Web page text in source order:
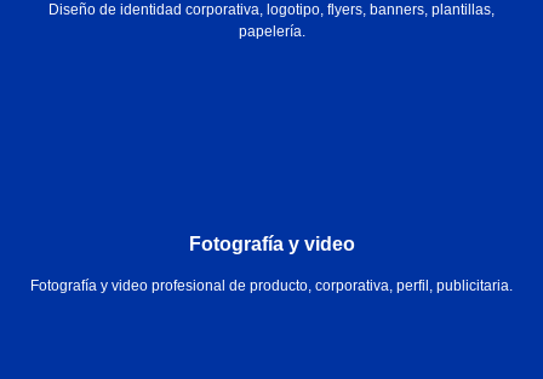
Diseño de identidad corporativa, logotipo, flyers, banners, plantillas,
papelería.
Fotografía y video
Fotografía y video profesional de producto, corporativa, perfil, publicitaria.